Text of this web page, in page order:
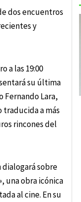
dos encuentros
y
a las 19:00
su última
Fernando Lara,
traducida a más
rincones del
dialogará sobre
una obra icónica
al cine. En su